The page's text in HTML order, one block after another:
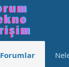
Forumlar